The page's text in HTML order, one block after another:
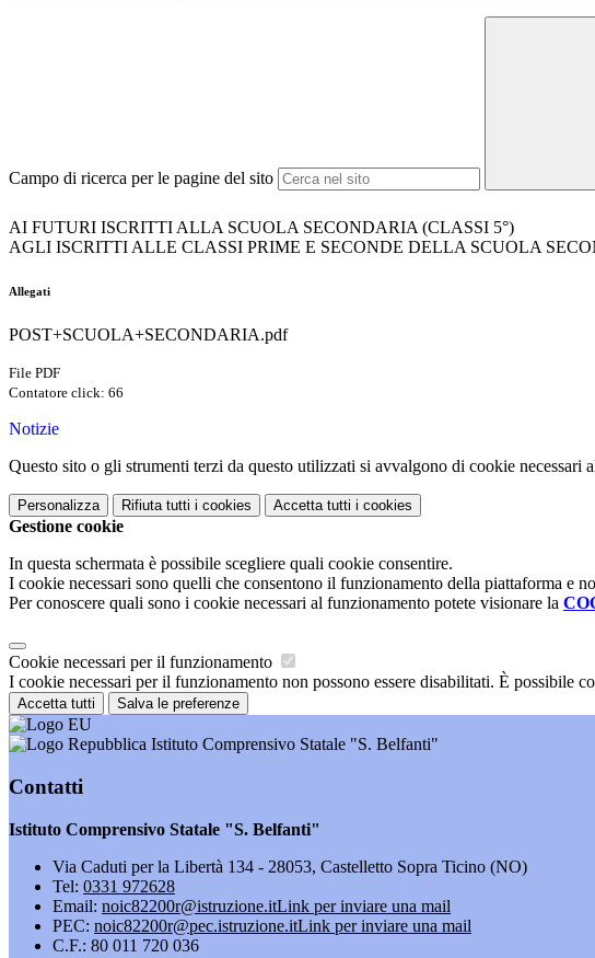
Campo di ricerca per le pagine del sito
AI FUTURI ISCRITTI ALLA SCUOLA SECONDARIA (CLASSI 5°)
AGLI ISCRITTI ALLE CLASSI PRIME E SECONDE DELLA SCUOLA
Allegati
POST+SCUOLA+SECONDARIA.pdf
File PDF
Contatore click: 66
Notizie
Questo sito o gli strumenti terzi da questo utilizzati si avvalgono di cookie
Personalizza Rifiuta tutti i cookies Accetta tutti i cookies
Gestione cookie
In questa schermata è possibile scegliere quali cookie consentire.
I cookie necessari sono quelli che consentono il funzionamento della piattaforma e
Per conoscere quali sono i cookie necessari al funzionamento potete visionare la
Cookie necessari per il funzionamento
I cookie necessari per il funzionamento non possono essere disabilitati. È possibile
Accetta tutti Salva le preferenze
Istituto Comprensivo Statale "S. Belfanti"
Contatti
Istituto Comprensivo Statale "S. Belfanti"
Via Caduti per la Libertà 134 - 28053, Castelletto Sopra Ticino (NO)
Tel: 0331 972628
Email: noic82200r@istruzione.itLink per inviare una mail
PEC: noic82200r@pec.istruzione.itLink per inviare una mail
C.F.: 80 011 720 036